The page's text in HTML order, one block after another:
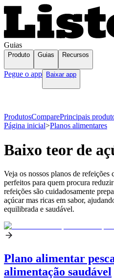
Guias
Produto Guias Recursos
Pegue o app Baixar app
ProdutosComparePrincipais
Página inicial>Planos alimentares
Baixo teor de
Veja os nossos planos de refeições
perfeitos para quem procura
refeições são cuidadosamente
açúcar mas ricas em sabor,
equilibrada e saudável.
Plano alimentar
alimentação saudável